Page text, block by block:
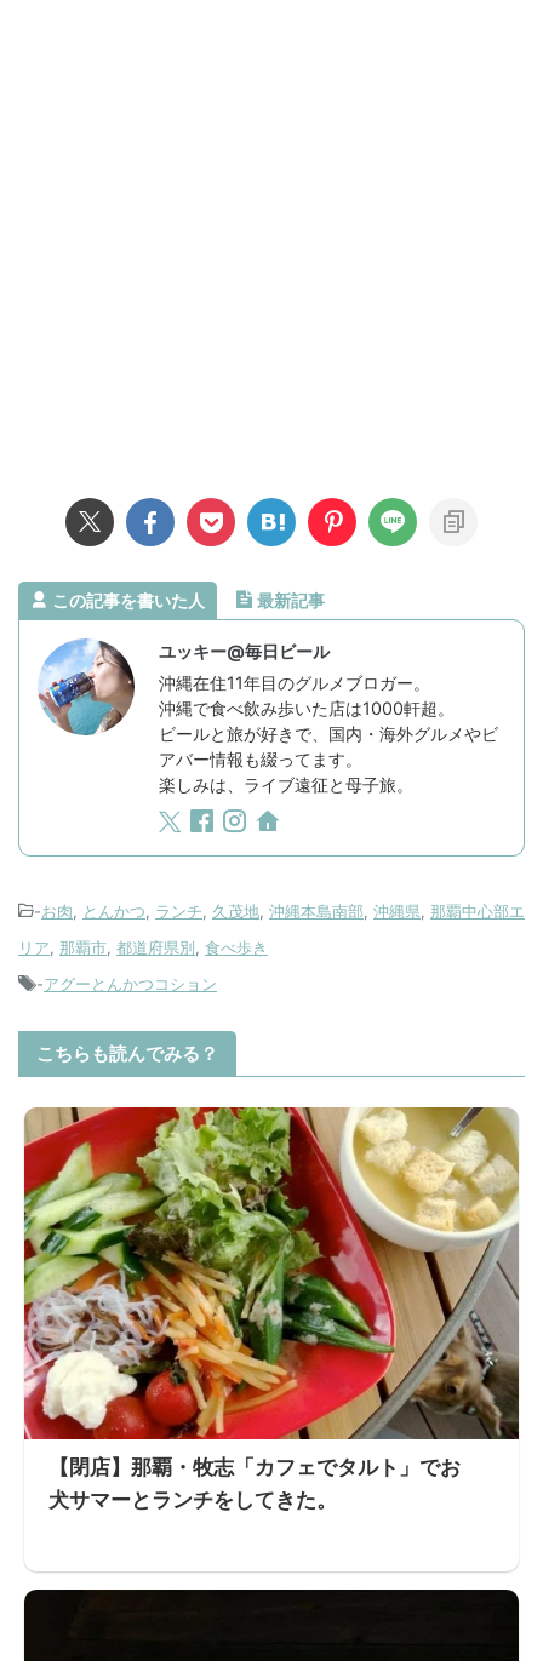
この記事を書いた人 最新記事
ユッキー@毎日ビール
沖縄在住11年目のグルメブロガー。
沖縄で食べ飲み歩いた店は1000軒超。
ビールと旅が好きで、国内・海外グルメやビ
アバー情報も綴ってます。
楽しみは、ライブ遠征と母子旅。
-お肉, とんかつ, ランチ, 久茂地, 沖縄本島南部, 沖縄県, 那覇中心部エ
リア, 那覇市, 都道府県別, 食べ歩き
-アグーとんかつコション
こちらも読んでみる？
【閉店】那覇・牧志「カフェでタルト」でお
犬サマーとランチをしてきた。